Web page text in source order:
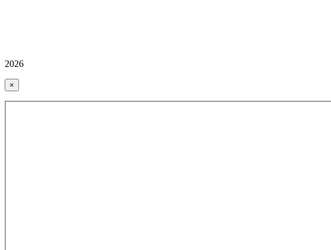
2026
×